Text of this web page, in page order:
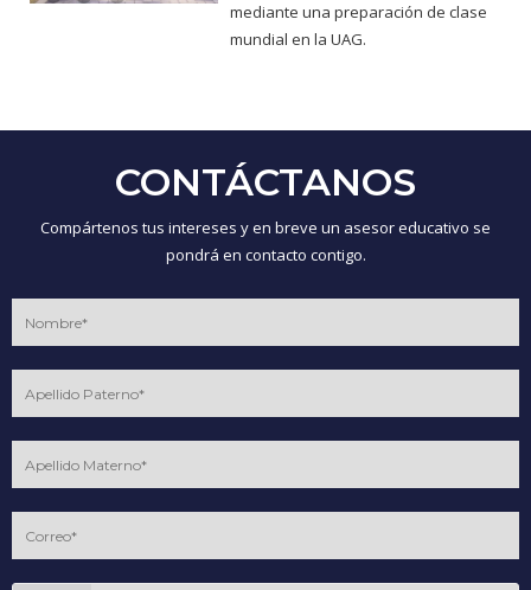
mediante una preparación de clase
mundial en la UAG.
CONTÁCTANOS
Compártenos tus intereses y en breve un asesor educativo se
pondrá en contacto contigo.